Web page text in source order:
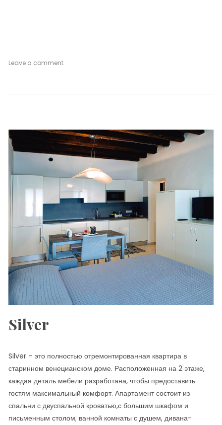
Leave a commenton
Silver
Silver – это полностью отремонтированная квартира в
старинном венецианском доме. Расположенная на 2 этаже,
каждая деталь мебели разработана, чтобы предоставить
гостям максимальный комфорт. Апартамент состоит из
спальни с двуспальной кроватью,с большим шкафом и
письменным столом; ванной комнаты с душем, дивана-